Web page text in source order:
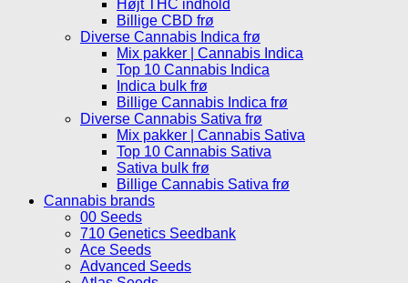
Højt THC indhold
Billige CBD frø
Diverse Cannabis Indica frø
Mix pakker | Cannabis Indica
Top 10 Cannabis Indica
Indica bulk frø
Billige Cannabis Indica frø
Diverse Cannabis Sativa frø
Mix pakker | Cannabis Sativa
Top 10 Cannabis Sativa
Sativa bulk frø
Billige Cannabis Sativa frø
Cannabis brands
00 Seeds
710 Genetics Seedbank
Ace Seeds
Advanced Seeds